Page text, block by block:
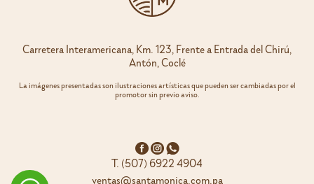
Carretera Interamericana, Km. 123, Frente a Entrada del Chirú,
Antón, Coclé
La imágenes presentadas son ilustraciones artísticas que pueden ser cambiadas por el
promotor sin previo aviso.
T. (507) 6922 4904